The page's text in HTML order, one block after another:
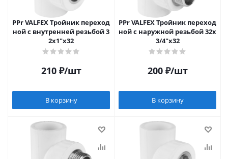
PPr VALFEX Тройник переход
ной с внутренней резьбой 3
2х1"х32
210₽/шт
В корзину
PPr VALFEX Тройник переход
ной с наружной резьбой 32х
3/4"х32
200₽/шт
В корзину